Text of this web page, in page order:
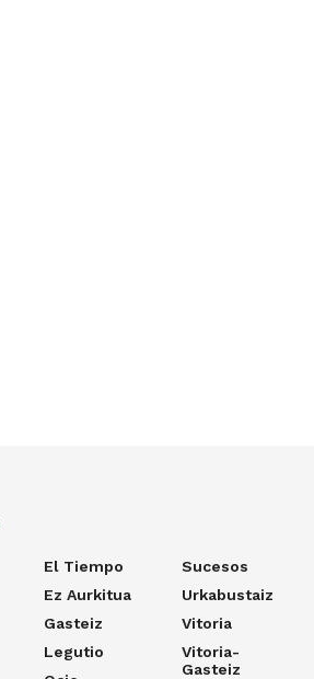
El Tiempo
Ez Aurkitua
Gasteiz
Legutio
Sucesos
Urkabustaiz
Vitoria
Vitoria-
Gasteiz